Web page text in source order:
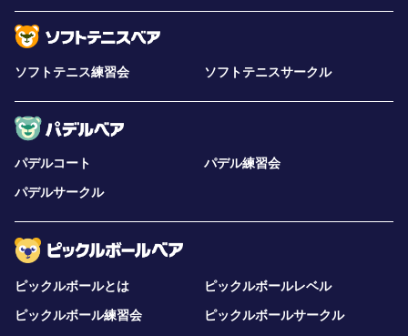
ソフトテニス練習会 ソフトテニスサークル
パデルコート
パデル練習会
パデルサークル
ピックルボールとは
ピックルボールレベル
ピックルボール練習会
ピックルボールサークル